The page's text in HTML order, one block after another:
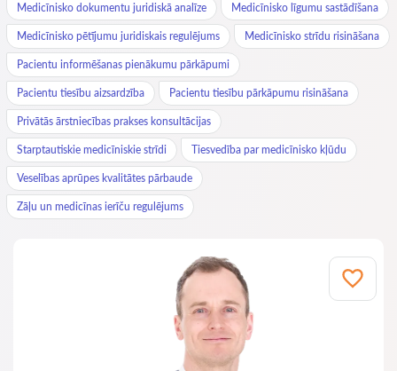
Medicīnisko dokumentu juridiskā analīze Medicīnisko līgumu sastādīšana
Medicīnisko pētījumu juridiskais regulējums Medicīnisko strīdu risināšana
Pacientu informēšanas pienākumu pārkāpumi
Pacientu tiesību aizsardzība Pacientu tiesību pārkāpumu risināšana
Privātās ārstniecības prakses konsultācijas
Starptautiskie medicīniskie strīdi Tiesvedība par medicīnisko kļūdu
Veselības aprūpes kvalitātes pārbaude
Zāļu un medicīnas ierīču regulējums